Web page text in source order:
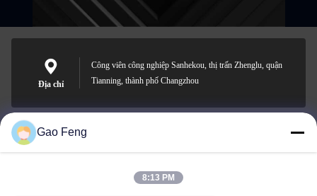
Địa chỉ
Công viên công nghiệp Sanhekou, thị trấn Zhenglu, quận
Tianning, thành phố Changzhou
suli@sulidry.com
Gao Feng
8:13 PM